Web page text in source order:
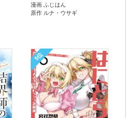
漫画 ふじはん
原作 ルナ・ウサギ
5位